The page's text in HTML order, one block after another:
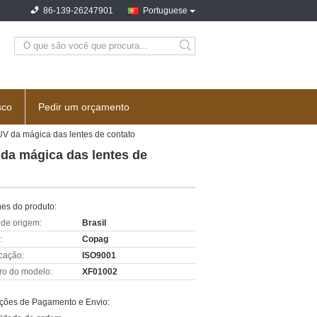
Portuguese
86-139-26247901
Pedir um orçamento
da mágica das lentes de contato
mágica das lentes de
do produto:
origem:
Brasil
Copag
ISO9001
do modelo:
XF01002
de Pagamento e Envio: